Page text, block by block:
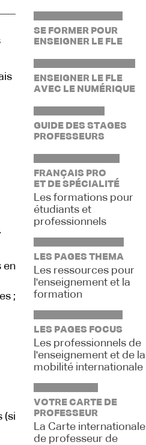
en
;
(si
SE FORMER POUR
ENSEIGNER LE FLE
ENSEIGNER LE FLE
AVEC LE NUMÉRIQUE
GUIDE DES STAGES
PROFESSEURS
FRANÇAIS PRO
ET DE SPÉCIALITÉ
Les formations pour
étudiants et
professionnels
LES PAGES THEMA
Les ressources pour
l'enseignement et la
formation
LES PAGES FOCUS
Les professionnels de
l'enseignement et de la
mobilité internationale
VOTRE CARTE DE
PROFESSEUR
La Carte internationale
de professeur de